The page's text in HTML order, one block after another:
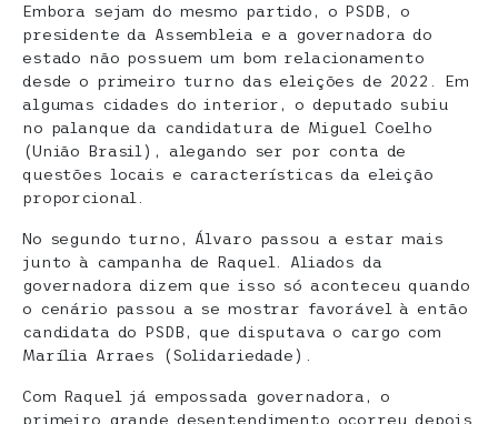
Embora sejam do mesmo partido, o PSDB, o
presidente da Assembleia e a governadora do
estado não possuem um bom relacionamento
desde o primeiro turno das eleições de 2022. Em
algumas cidades do interior, o deputado subiu
no palanque da candidatura de Miguel Coelho
(União Brasil), alegando ser por conta de
questões locais e características da eleição
proporcional.
No segundo turno, Álvaro passou a estar mais
junto à campanha de Raquel. Aliados da
governadora dizem que isso só aconteceu quando
o cenário passou a se mostrar favorável à então
candidata do PSDB, que disputava o cargo com
Marília Arraes (Solidariedade).
Com Raquel já empossada governadora, o
primeiro grande desentendimento ocorreu depois